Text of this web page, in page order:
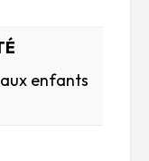
enfants